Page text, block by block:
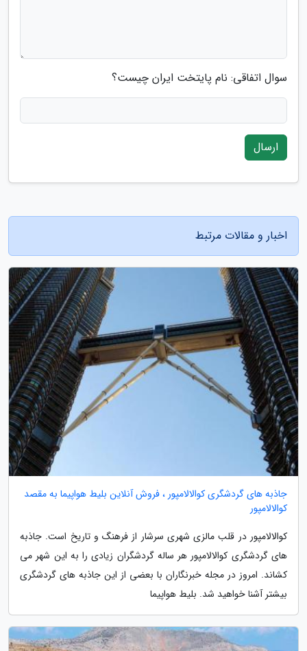
سوال اتفاقی: نام پایتخت ایران چیست؟
ارسال
اخبار و مقالات مرتبط
جاذبه های گردشگری کوالالامپور ، فروش آنلاین بلیط هواپیما به مقصد
کوالالامپور
کوالالامپور در قلب مالزی شهری سرشار از فرهنگ و تاریخ است. جاذبه
های گردشگری کوالالامپور هر ساله گردشگران زیادی را به این شهر می
کشاند. امروز در مجله خبرنگاران با بعضی از این جاذبه های گردشگری
بیشتر آشنا خواهید شد. بلیط هواپیما